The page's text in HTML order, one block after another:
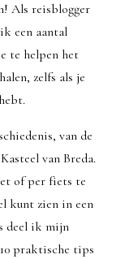
Als reisblogger
een aantal
te helpen het
zelfs als je
van de
van Breda.
of per fiets te
kunt zien in een
deel ik mijn
praktische tips